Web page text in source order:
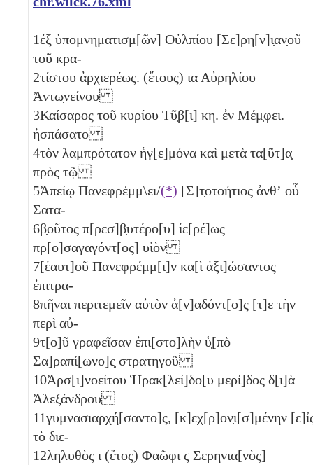
1ἐξ ὑπομνηματισμ[ῶν] Οὐλπίου [Σε]ρη[ν]ι̣αν̣οῦ
τοῦ κρα-
2τίστου ἀρχιερέως. (ἔτους) ια Αὐρηλίου
Ἀντω̣νείνου
3Καίσαρος τοῦ κυρίου Τῦ̣β[ι] κη. ἐν Μέμ̣φει.
ἠσπάσατο
4τὸν λαμπρότατον ἡγ[ε]μόνα καὶ μετὰ τα[ῦτ]α̣
πρὸς τῷ
5Ἀπείῳ Πανεφρέμμ\ει/(*) [Σ]τ̣οτοήτιος ἀνθʼ οὗ
Σατα-
6β̣οῦτος π[ρεσ]β̣υτέρο[υ] ἱε[ρέ]ως
πρ[ο]σαγαγόντ[ος] υἱὸν
7[ἑαυτ]οῦ Πανεφρέμμ[ι]ν κα[ὶ ἀξι]ώσαντος
ἐπιτρα-
8πῆναι περιτεμεῖν αὐτὸν ἀ[ν]αδόντ[ο]ς [τ]ε τὴν
περὶ αὐ-
9τ[ο]ῦ γραφεῖσαν ἐπι[στο]λὴν ὑ̣[πὸ
Σα]ραπί[ωνο]ς̣ στρατηγοῦ
10Ἀρσ[ι]νοείτου Ἡρακ[λεί]δο[υ μερί]δος δ[ι]ὰ
Ἀλεξάνδρου
11γυμνασιαρχή[σαντο]ς, [κ]εχ[ρ]ον̣ι[σ]μένην
τὸ διε-
12ληλυθὸς ι (ἔτος) Φαῶφι ϛ Σερηνια[νὸς]